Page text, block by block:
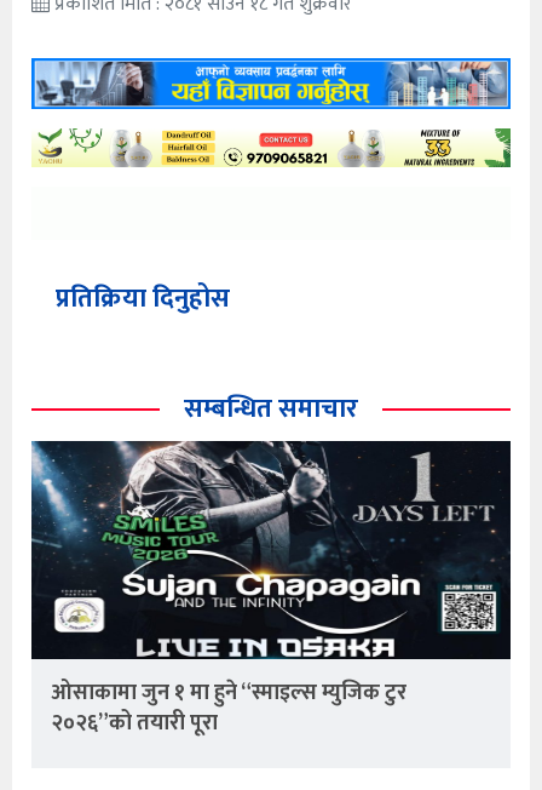
प्रतिक्रिया दिनुहोस
सम्बन्धित समाचार
ओसाकामा जुन १ मा हुने “स्माइल्स म्युजिक टुर
२०२६”को तयारी पूरा